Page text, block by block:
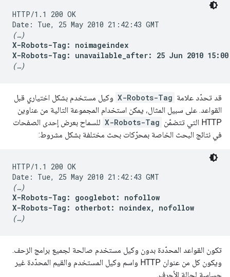
HTTP/1.1 200 OK
(…)
X-Robots-Tag: noimageindex
X-Robots-Tag: unavailable_after: 25 Jun 2010
(…)
قد تحدّد علامة X-Robots-Tag وكيل مستخدم بشكل اختياري قبل
القواعد. على سبيل المثال، يمكن استخدام المجموعة التالية من عناوين
HTTP التي تتضمّن
X-Robots-Tag للسماح بعرض إحدى الصفحات
في نتائج البحث الخاصة بمحرّكات بحث مختلفة بشكل مشروط:
HTTP/1.1 200 OK
(…)
X-Robots-Tag: googlebot: nofollow
X-Robots-Tag: otherbot: noindex, nofollow
(…)
تكون القواعد المحدّدة بدون وكيل مستخدم صالحة لجميع برامج الزحف.
ويكون كل من عنوان HTTP واسم وكيل المستخدم والقيم المحدّدة غير
حساسة لحالة الأحرف.